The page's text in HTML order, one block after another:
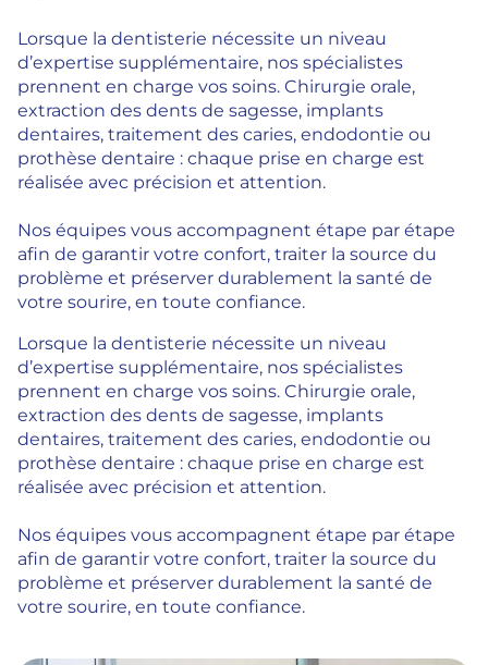
Lorsque la dentisterie nécessite un niveau
d’expertise supplémentaire, nos spécialistes
prennent en charge vos soins. Chirurgie orale,
extraction des dents de sagesse, implants
dentaires, traitement des caries, endodontie ou
prothèse dentaire : chaque prise en charge est
réalisée avec précision et attention.
Nos équipes vous accompagnent étape par étape
afin de garantir votre confort, traiter la source du
problème et préserver durablement la santé de
votre sourire, en toute confiance.
Lorsque la dentisterie nécessite un niveau
d’expertise supplémentaire, nos spécialistes
prennent en charge vos soins. Chirurgie orale,
extraction des dents de sagesse, implants
dentaires, traitement des caries, endodontie ou
prothèse dentaire : chaque prise en charge est
réalisée avec précision et attention.
Nos équipes vous accompagnent étape par étape
afin de garantir votre confort, traiter la source du
problème et préserver durablement la santé de
votre sourire, en toute confiance.